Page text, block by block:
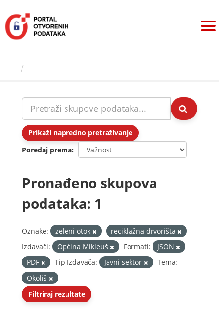
sadržaj
Prikaži napredno pretraživanje
Poredaj prema
Pronađeno skupova
podataka: 1
Oznake: zeleni otok
reciklažna drvorišta
Izdavači:
Općina Mikleuš Formati:
JSON
PDF
Tip Izdavača: Javni sektor
Tema:
Okoliš
Filtriraj rezultate